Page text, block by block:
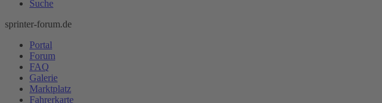
Suche
sprinter-forum.de
Portal
Forum
FAQ
Galerie
Marktplatz
Fahrerkarte